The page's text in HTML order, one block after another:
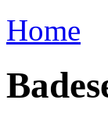
Home